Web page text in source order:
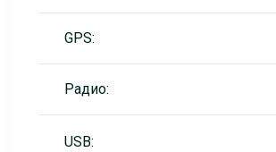
GPS:
Радио:
USB: